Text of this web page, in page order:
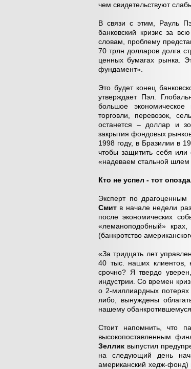
чем свидетельствуют
В связи с этим, Рауль
банковский кризис за
словам, проблему
70 трлн долларов долга
ценных бумагах рынка.
фундамент».
Это будет конец
утверждает Пэл.
большое
торговли, перевозок,
останется – доллар и
закрытия фондовых
1998 году, в Бразилии в
чтобы защитить себя или
«надеваем стальной шлем
Кто не успел - тот
Эксперт по
Смит в начале недели
после экономических
«леманоподобный»
(банкротство
«За тридцать лет
40 тыс. наших клиентов,
срочно? Я твердо
индустрии. Со времен
о 2-миллиардных потерях
либо, вынуждены
нашему обанкротившемуся
Стоит напомнить, что
высокопоставленным
Зеллик выпустил
на следующий день
американский хедж-фонд)